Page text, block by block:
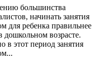
большинства
начинать занятия
для ребенка правильнее
дошкольном возрасте.
в этот период занятия